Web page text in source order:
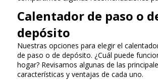
Calentador de paso o
depósito
Nuestras opciones para elegir el
de paso o de depósito. ¿Cuál puede
hogar? Revisamos algunas de las
características y ventajas de cada uno.